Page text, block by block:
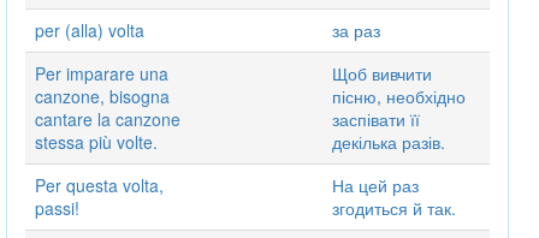
per (alla) volta
за раз
Per imparare una
canzone, bisogna
cantare la canzone
stessa più volte.
Щоб вивчити
пісню, необхідно
заспівати її
декілька разів.
Per questa volta,
passi!
На цей раз
згодиться й так.